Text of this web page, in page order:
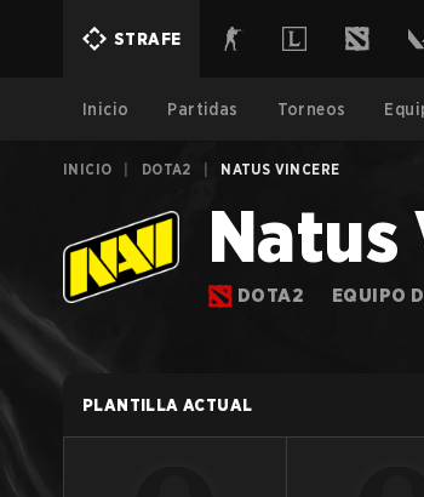
STRAFE
Inicio Partidas Torneos
INICIO DOTA2 NATUS VINCERE
Natus
DOTA2 EQUIPO
PLANTILLA ACTUAL